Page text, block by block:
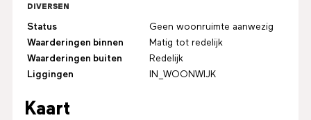
DIVERSEN
Status
Geen woonruimte aanwezig
Waarderingen binnen
Matig tot redelijk
Waarderingen buiten
Redelijk
Liggingen
IN_WOONWIJK
Kaart